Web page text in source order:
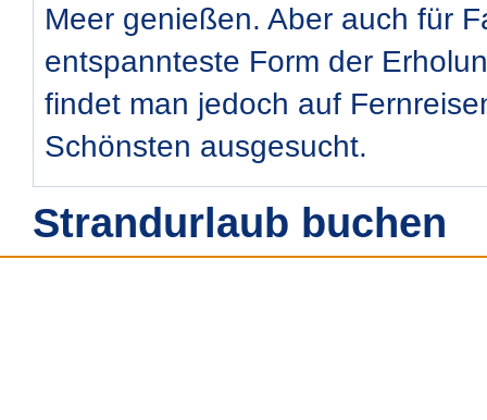
Meer genießen. Aber auch für
entspannteste Form der
findet man jedoch auf
Schönsten ausgesucht.
Strandurlaub buchen